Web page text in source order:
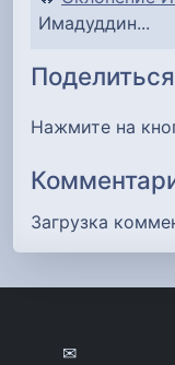
Имадуддин...
Нажмите на
Загрузка
✉